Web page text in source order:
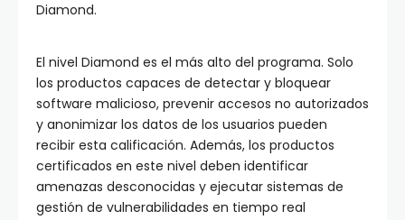
Diamond.
El nivel Diamond es el más alto del programa. Solo
los productos capaces de detectar y bloquear
software malicioso, prevenir accesos no autorizados
y anonimizar los datos de los usuarios pueden
recibir esta calificación. Además, los productos
certificados en este nivel deben identificar
amenazas desconocidas y ejecutar sistemas de
gestión de vulnerabilidades en tiempo real